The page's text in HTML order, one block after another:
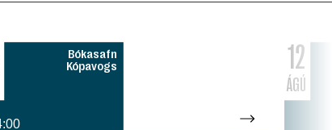
Bókasafn
Kópavogs
12
ÁGÚ